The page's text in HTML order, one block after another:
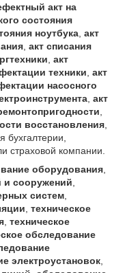
акт на
состояния
ноутбука акт
акт списания
акт
техники акт
насосного
акт
восстановления
страховой компании.
оборудования
и сооружений
систем
техническое
техническое
обследование
электроустановок